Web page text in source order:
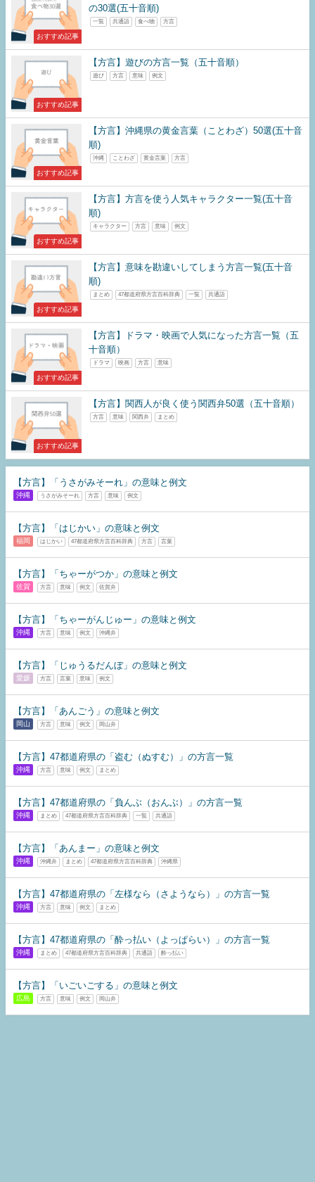
おすすめ記事
の30選(五十音順)
一覧 共通語 食べ物 方言
おすすめ記事
【方言】遊びの方言一覧（五十音順）
遊び 方言 意味 例文
おすすめ記事
【方言】沖縄県の黄金言葉（ことわざ）50選(五十音
順)
沖縄 ことわざ 黄金言葉 方言
おすすめ記事
【方言】方言を使う人気キャラクター一覧(五十音
順)
キャラクター 方言 意味 例文
おすすめ記事
【方言】意味を勘違いしてしまう方言一覧(五十音
順)
まとめ 47都道府県方言百科辞典 一覧 共通語
おすすめ記事
【方言】ドラマ・映画で人気になった方言一覧（五
十音順）
ドラマ 映画 方言 意味
おすすめ記事
【方言】関西人が良く使う関西弁50選（五十音順）
方言 意味 関西弁 まとめ
【方言】「うさがみそーれ」の意味と例文
沖縄 うさがみそーれ 方言 意味 例文
【方言】「はじかい」の意味と例文
福岡 はじかい 47都道府県方言百科辞典 方言 言葉
【方言】「ちゃーがつか」の意味と例文
佐賀 方言 意味 例文 佐賀弁
【方言】「ちゃーがんじゅー」の意味と例文
沖縄 方言 意味 例文 沖縄弁
【方言】「じゅうるだんぼ」の意味と例文
愛媛 方言 言葉 意味 例文
【方言】「あんごう」の意味と例文
岡山 方言 意味 例文 岡山弁
【方言】47都道府県の「盗む（ぬすむ）」の方言一覧
沖縄 方言 意味 例文 まとめ
【方言】47都道府県の「負んぶ（おんぶ）」の方言一覧
沖縄 まとめ 47都道府県方言百科辞典 一覧 共通語
【方言】「あんまー」の意味と例文
沖縄 沖縄弁 まとめ 47都道府県方言百科辞典 沖縄県
【方言】47都道府県の「左様なら（さようなら）」の方言一覧
沖縄 方言 意味 例文 まとめ
【方言】47都道府県の「酔っ払い（よっぱらい）」の方言一覧
沖縄 まとめ 47都道府県方言百科辞典 共通語 酔っ払い
【方言】「いごいごする」の意味と例文
広島 方言 意味 例文 岡山弁